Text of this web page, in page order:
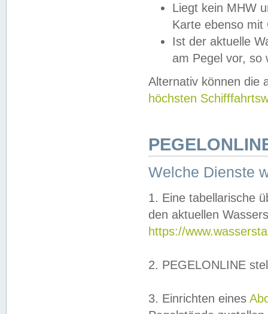
Liegt kein MHW
Karte ebenso mit
Ist der aktuelle
am Pegel vor,
Alternativ können die
höchsten
Welche Dienste
1. Eine tabellarische
den aktuellen
https://
2. PEGELONLINE
3. Einrichten eines